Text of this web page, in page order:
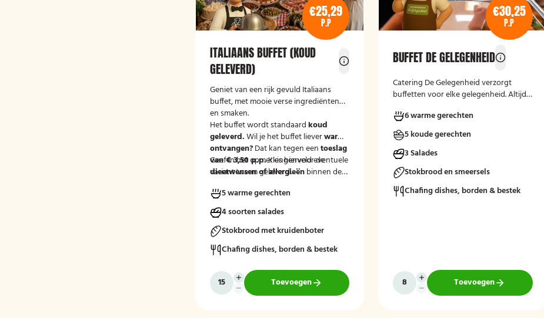
€25,29
P.P
ITALIAANS BUFFET (KOUD
GELEVERD)
Geniet van een rijk gevuld Italiaans
buffet, met mooie verse ingrediënten
en smaken.
Het buffet wordt standaardkoud
geleverd.Wil je het buffet lieverwarm
ontvangen?Dat kan tegen eentoeslag
van € 3,50 p.p.Kies hiervoor de
variant 'warm geleverd'.
Geef in het opmerkingenveld eventuele
dieetwensen of allergieënbinnen de
mee kunnen houden.
5 warme gerechten
4 soorten salades
Stokbrood met kruidenboter
Chafing dishes, borden & bestek
Toevoegen
€30,25
P.P
BUFFET DE GELEGENHEID
Catering De Gelegenheid verzorgt
buffetten voor elke gelegenheid. Altijd
moment.
6 warme gerechten
5 koude gerechten
3 Salades
Stokbrood en smeersels
Chafing dishes, borden & bestek
Toevoegen